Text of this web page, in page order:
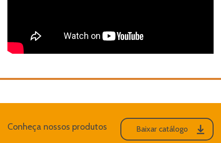
Conheça nossos produtos Baixar catálogo